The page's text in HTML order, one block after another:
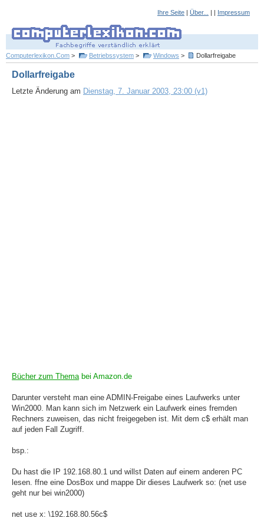
Ihre Seite | Über... | | Impressum
Computerlexikon.Com > Betriebssystem > Windows > Dollarfreigabe
Dollarfreigabe
Letzte Änderung am Dienstag, 7. Januar 2003, 23:00 (v1)
Bücher zum Themabei Amazon.de
Darunter versteht man eine ADMIN-Freigabe eines Laufwerks unter
Win2000. Man kann sich im Netzwerk ein Laufwerk eines fremden
Rechners zuweisen, das nicht freigegeben ist. Mit dem c$ erhält man
auf jeden Fall Zugriff.
bsp.:
Du hast die IP 192.168.80.1 und willst Daten auf einem anderen PC
lesen. ffne eine DosBox und mappe Dir dieses Laufwerk so: (net use
geht nur bei win2000)
net use x: \192.168.80.56c$